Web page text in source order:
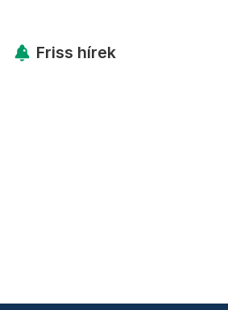
Friss hírek